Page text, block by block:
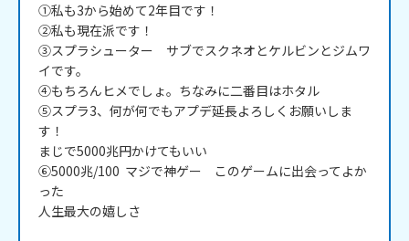
①私も3から始めて2年目です！
②私も現在派です！
③スプラシューター　サブでスクネオとケルビンとジムワ
イです。
④もちろんヒメでしょ。ちなみに二番目はホタル
⑤スプラ3、何が何でもアプデ延長よろしくお願いしま
す！
まじで5000兆円かけてもいい
⑥5000兆/100  マジで神ゲー　このゲームに出会ってよか
った
人生最大の嬉しさ